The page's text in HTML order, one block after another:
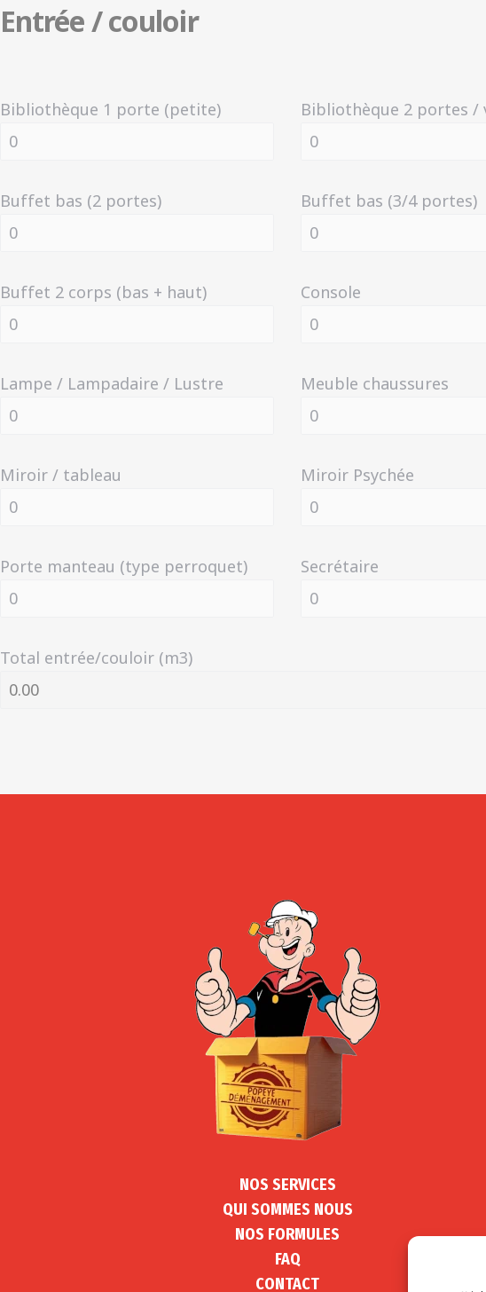
Entrée / couloir
Bibliothèque 1 porte (petite) Bibliothèque 2 portes /
Buffet bas (2 portes) Buffet bas (3/4 portes)
Buffet 2 corps (bas + haut) Console
Lampe / Lampadaire / Lustre Meuble chaussures
Miroir / tableau Miroir Psychée
Porte manteau (type perroquet) Secrétaire
Total entrée/couloir (m3)
NOS SERVICES
QUI SOMMES NOUS
NOS FORMULES
FAQ
CONTACT